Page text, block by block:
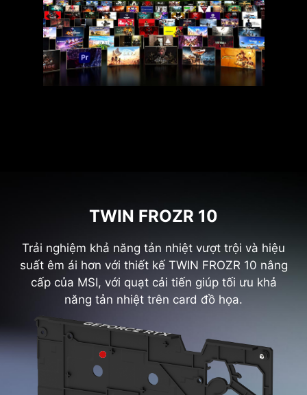
TWIN FROZR 10
Trải nghiệm khả năng tản nhiệt vượt trội và hiệu
suất êm ái hơn với thiết kế TWIN FROZR 10 nâng
cấp của MSI, với quạt cải tiến giúp tối ưu khả
năng tản nhiệt trên card đồ họa.